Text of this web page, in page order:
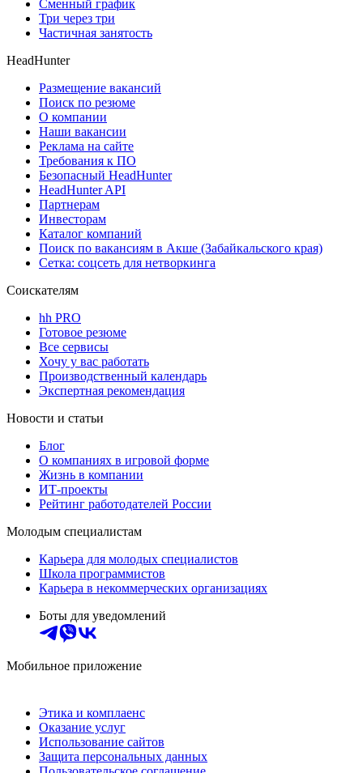
Сменный график
Три через три
Частичная занятость
HeadHunter
Размещение вакансий
Поиск по резюме
О компании
Наши вакансии
Реклама на сайте
Требования к ПО
Безопасный HeadHunter
HeadHunter API
Партнерам
Инвесторам
Каталог компаний
Поиск по вакансиям в Акше (Забайкальского края)
Сетка: соцсеть для нетворкинга
Соискателям
hh PRO
Готовое резюме
Все сервисы
Хочу у вас работать
Производственный календарь
Экспертная рекомендация
Новости и статьи
Блог
О компаниях в игровой форме
Жизнь в компании
ИТ-проекты
Рейтинг работодателей России
Молодым специалистам
Карьера для молодых специалистов
Школа программистов
Карьера в некоммерческих организациях
Боты для уведомлений
Мобильное приложение
Этика и комплаенс
Оказание услуг
Использование сайтов
Защита персональных данных